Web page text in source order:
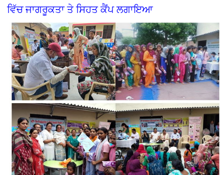
ਵਿੱਚ ਜਾਗਰੂਕਤਾ ਤੇ ਸਿਹਤ ਕੈਂਪ ਲਗਾਇਆ